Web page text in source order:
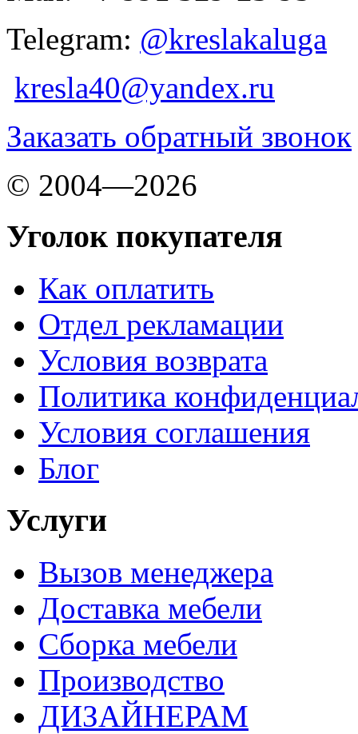
Telegram: @kreslakaluga
kresla40@yandex.ru
Заказать обратный звонок
© 2004—2026
Уголок покупателя
Как оплатить
Отдел рекламации
Условия возврата
Политика
Условия соглашения
Блог
Услуги
Вызов менеджера
Доставка мебели
Сборка мебели
Производство
ДИЗАЙНЕРАМ